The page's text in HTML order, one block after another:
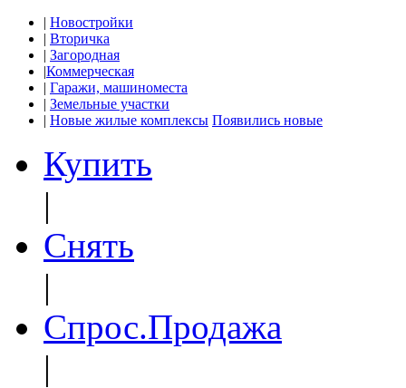
| Новостройки
| Вторичка
| Загородная
|Коммерческая
| Гаражи, машиноместа
| Земельные участки
| Новые жилые комплексы Появились новые
Купить
|
Снять
|
Спрос.Продажа
|